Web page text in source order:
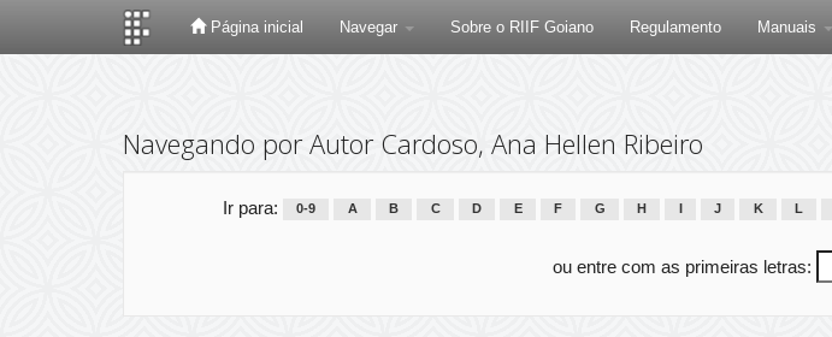
Página inicial Navegar Sobre o RIIF Goiano Regulamento Manuais
Navegando por Autor Cardoso, Ana Hellen Ribeiro
Ir para: 0-9 A B C D E F G H J K L
ou entre com as primeiras letras: